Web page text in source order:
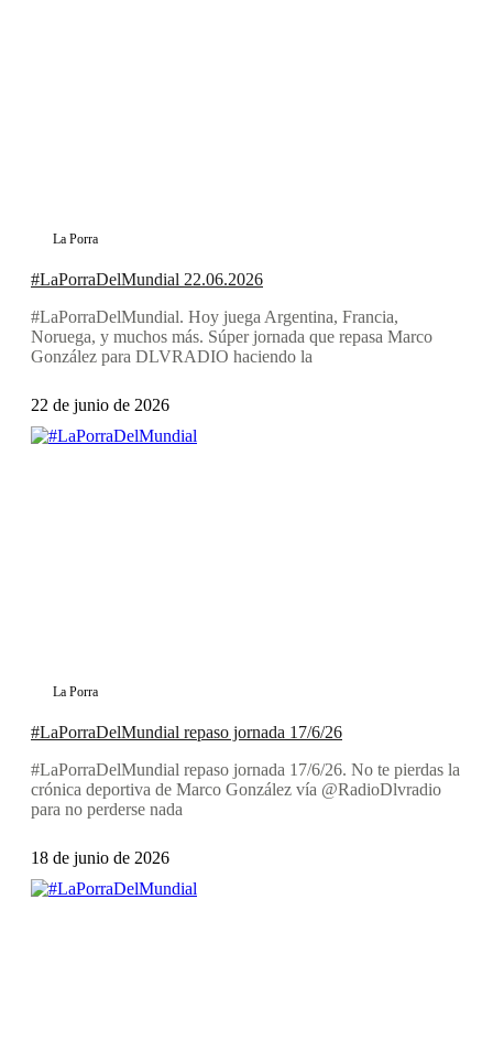
La Porra
#LaPorraDelMundial 22.06.2026
#LaPorraDelMundial. Hoy juega Argentina, Francia,
Noruega, y muchos más. Súper jornada que repasa Marco
González para DLVRADIO haciendo la
22 de junio de 2026
La Porra
#LaPorraDelMundial repaso jornada 17/6/26
#LaPorraDelMundial repaso jornada 17/6/26. No te pierdas la
crónica deportiva de Marco González vía @RadioDlvradio
para no perderse nada
18 de junio de 2026